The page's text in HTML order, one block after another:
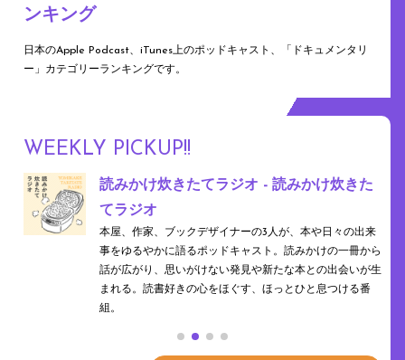
ンキング
日本のApple Podcast、iTunes上のポッドキャスト、「ドキュメンタリ
ー」カテゴリーランキングです。
WEEKLY PICKUP!!
ワッツ和？それって和？ - J-WAVE
食や衣、色、香り、文字など、暮らしに息づく"和"の魅力
をひもとくポッドキャスト。昔ながらの日本らしさと現代
の感性を行き来しながら、何気ない日常に隠れた「和」
を、新たな視点で再発見できるかも。